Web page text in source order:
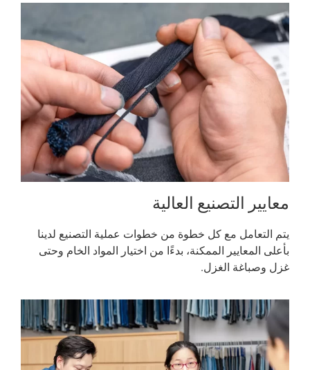
معايير التصنيع العالية
يتم التعامل مع كل خطوة من خطوات عملية التصنيع لدينا
بأعلى المعايير الممكنة، بدءًا من اختيار المواد الخام وحتى
غزل وصباغة الغزل.